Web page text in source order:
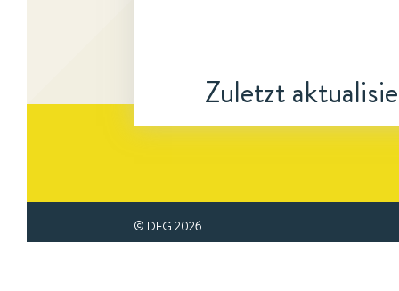
Zuletzt
© DFG 2026